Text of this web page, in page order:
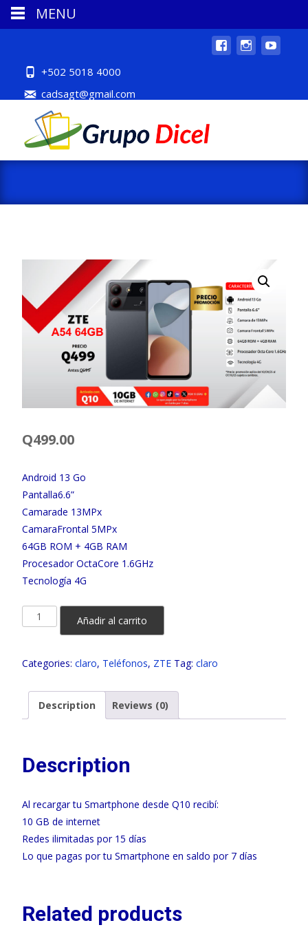
+502 5018 4000
cadsagt@gmail.com
Q499.00
Android 13 Go
Pantalla6.6”
Camarade 13MPx
CamaraFrontal 5MPx
64GB ROM + 4GB RAM
Procesador OctaCore 1.6GHz
Tecnología 4G
ZTE
A54
GB
quantity
Añadir al carrito
Categories: claro, Teléfonos, ZTE Tag: claro
Description Reviews (0)
Description
Al recargar tu Smartphone desde Q10 recibí:
10 GB de internet
Redes ilimitadas por 15 días
Lo que pagas por tu Smartphone en saldo por 7 días
Related products
MENU